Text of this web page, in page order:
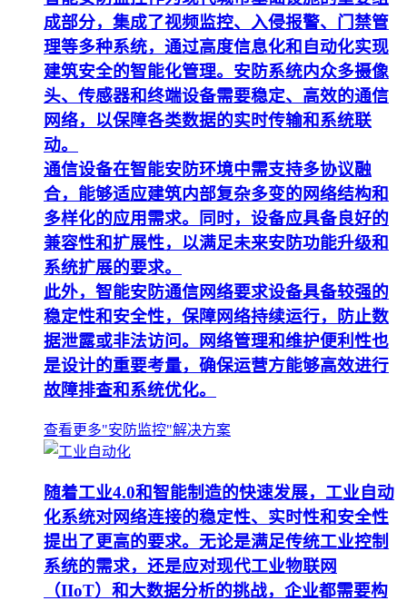
成部分，集成了视频监控、入侵报警、门禁管
理等多种系统，通过高度信息化和自动化实现
建筑安全的智能化管理。安防系统内众多摄像
头、传感器和终端设备需要稳定、高效的通信
网络，以保障各类数据的实时传输和系统联
动。
通信设备在智能安防环境中需支持多协议融
合，能够适应建筑内部复杂多变的网络结构和
多样化的应用需求。同时，设备应具备良好的
兼容性和扩展性，以满足未来安防功能升级和
系统扩展的要求。
此外，智能安防通信网络要求设备具备较强的
稳定性和安全性，保障网络持续运行，防止数
据泄露或非法访问。网络管理和维护便利性也
是设计的重要考量，确保运营方能够高效进行
故障排查和系统优化。
查看更多"安防监控"解决方案
随着工业4.0和智能制造的快速发展，工业自动
化系统对网络连接的稳定性、实时性和安全性
提出了更高的要求。无论是满足传统工业控制
系统的需求，还是应对现代工业物联网
（IIoT）和大数据分析的挑战，企业都需要构